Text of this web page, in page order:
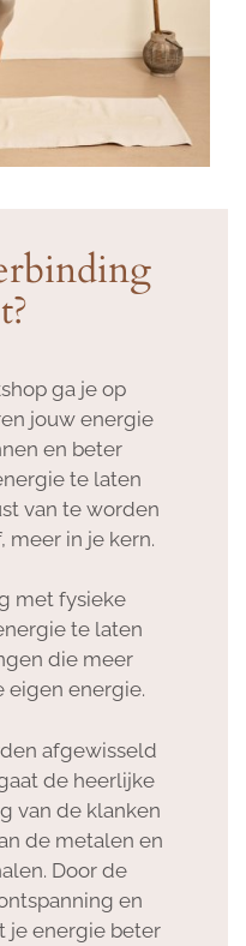
ga je op
jouw energie
en beter
te laten
van te worden
meer in je kern.
met fysieke
te laten
die meer
eigen energie.
afgewisseld
de heerlijke
van de klanken
de metalen en
Door de
en
je energie beter